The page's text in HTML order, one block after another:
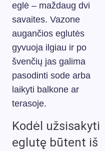
eglė – maždaug dvi
savaites. Vazone
augančios eglutės
gyvuoja ilgiau ir po
švenčių jas galima
pasodinti sode arba
laikyti balkone ar
terasoje.
Kodėl užsisakyti
eglutę būtent iš